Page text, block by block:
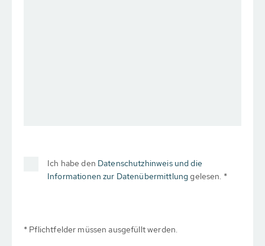
Ich habe den Datenschutzhinweis und die
Informationen zur Datenübermittlunggelesen. *
* Pflichtfelder müssen ausgefüllt werden.